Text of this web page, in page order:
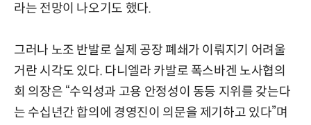
라는 전망이 나오기도 했다.
그러나 노조 반발로 실제 공장 폐쇄가 이뤄지기 어려울
거란 시각도 있다. 다니엘라 카발로 폭스바겐 노사협의
회 의장은 “수익성과 고용 안정성이 동등 지위를 갖는다
는 수십년간 합의에 경영진이 의문을 제기하고 있다”며